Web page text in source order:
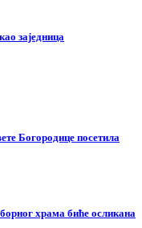
заједница
Богородице посетила
храма биће осликана